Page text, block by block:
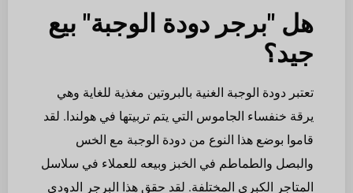
هل "برجر دودة الوجبة" بيع
جيد؟
تعتبر دودة الوجبة الغنية بالبروتين مغذية للغاية وهي
يرقة خنفساء الجاموس التي يتم تربيتها في هولندا. لقد
قاموا بوضع هذا النوع من دودة الوجبة مع الخس
والبصل والطماطم في الخبز وبيعه للعملاء في سلاسل
المتاجر الكبرى المختلفة. لقد حقق هذا البرجر الدودي